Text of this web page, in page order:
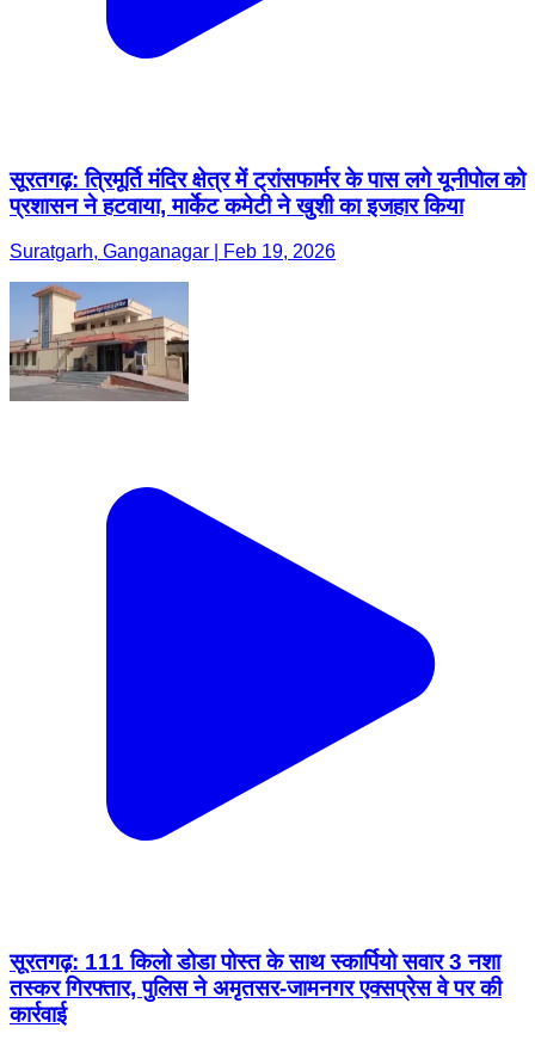
सूरतगढ़: त्रिमूर्ति मंदिर क्षेत्र में ट्रांसफार्मर के पास लगे यूनीपोल को
प्रशासन ने हटवाया, मार्केट कमेटी ने खुशी का इजहार किया
Suratgarh, Ganganagar | Feb 19, 2026
सूरतगढ़: 111 किलो डोडा पोस्त के साथ स्कार्पियो सवार 3 नशा
तस्कर गिरफ्तार, पुलिस ने अमृतसर-जामनगर एक्सप्रेस वे पर की
कार्रवाई